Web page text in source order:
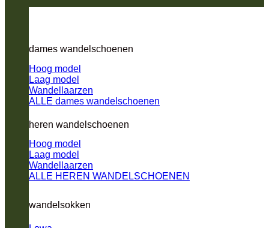
dames wandelschoenen
Hoog model
Laag model
Wandellaarzen
ALLE dames wandelschoenen
heren wandelschoenen
Hoog model
Laag model
Wandellaarzen
ALLE HEREN WANDELSCHOENEN
wandelsokken